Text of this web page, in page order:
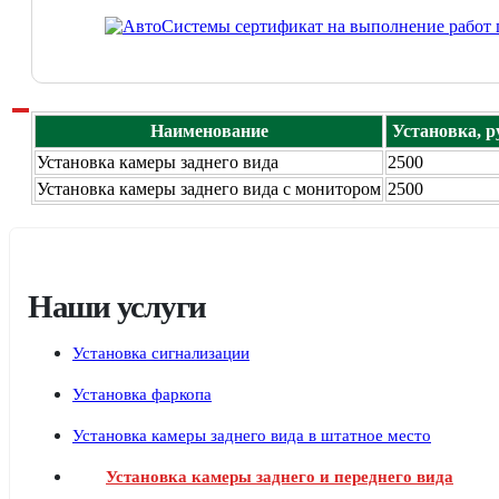
Наименование
Установка,
Установка камеры заднего вида
2500
Установка камеры заднего вида с монитором 2500
Наши услуги
Установка сигнализации
Установка фаркопа
Установка камеры заднего вида в штатное место
Установка камеры заднего и переднего вида